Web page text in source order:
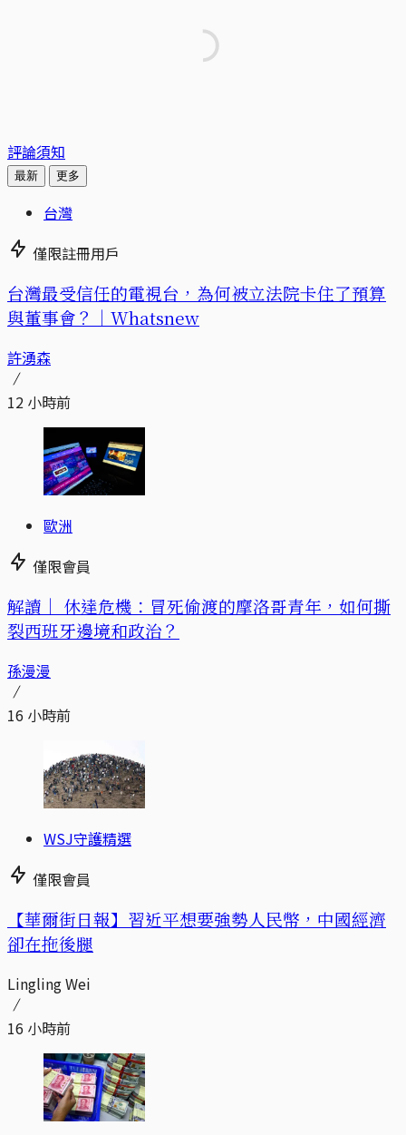
評論須知
最新 更多
台灣
僅限註冊用戶
台灣最受信任的電視台，為何被立法院卡住了預算
與董事會？｜Whatsnew
許湧森
12 小時前
歐洲
僅限會員
解讀｜ 休達危機：冒死偷渡的摩洛哥青年，如何撕
裂西班牙邊境和政治？
孫漫漫
16 小時前
WSJ守護精選
僅限會員
【華爾街日報】習近平想要強勢人民幣，中國經濟
卻在拖後腿
Lingling Wei
16 小時前